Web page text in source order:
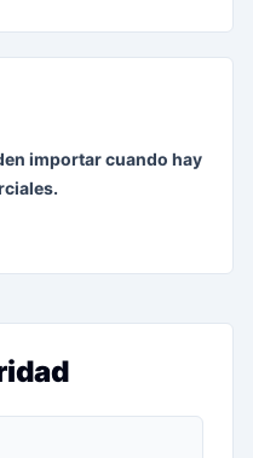
importar cuando hay